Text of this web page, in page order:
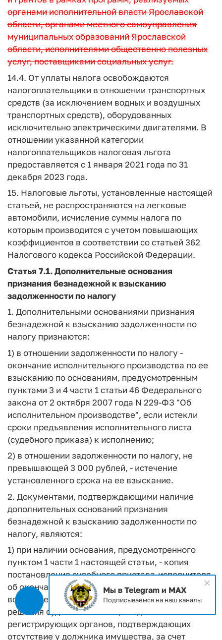
органами исполнительной власти Ярославской
области, органами местного самоуправления
муниципальных образований Ярославской
области, исполнителями общественно полезных
услуг, поставщиками социальных услуг.
14.4. От уплаты налога освобождаются
налогоплательщики в отношении транспортных
средств (за исключением водных и воздушных
транспортных средств), оборудованных
исключительно электрическими двигателями. В
отношении указанной категории
налогоплательщиков налоговая льгота
предоставляется с 1 января 2021 года по 31
декабря 2023 года.
15. Налоговые льготы, установленные настоящей
статьей, не распространяются на легковые
автомобили, исчисление суммы налога по
которым производится с учетом повышающих
коэффициентов в соответствии со статьей 362
Налогового кодекса Российской Федерации.
Статья 7.1.Дополнительные основания
признания безнадежной к взысканию
задолженности по налогу
1. Дополнительными основаниями признания
безнадежной к взысканию задолженности по
налогу признаются:
1) в отношении задолженности по налогу -
окончание исполнительного производства по ее
взысканию по основаниям, предусмотренным
пунктами 3 и 4 части 1 статьи 46 Федерального
закона от 2 октября 2007 года N 229-ФЗ "Об
исполнительном производстве", если истекли
сроки предъявления исполнительного листа
(судебного приказа) к исполнению;
2) в отношении задолженности по налогу, не
превышающей 3 000 рублей, - истечение
установленного срока на ее взыскание.
2. Документами, подтверждающими наличие
дополнительных оснований признания
безнадежной к взысканию задолженности по
налогу, являются:
1) при наличии основания, предусмотренного
пунктом 1 части 1 настоящей статьи, - копия
постановления судебного пристава-исполнителя
об окончании исполнительного производства и о
возвращении исполнительного документа, копия
решения суда о взыскании, сведения
регистрирующих органов, подтверждающих
отсутствие у должника имущества, за счет
Мы в Telegram и MAX
Подписываемся на наш каналы